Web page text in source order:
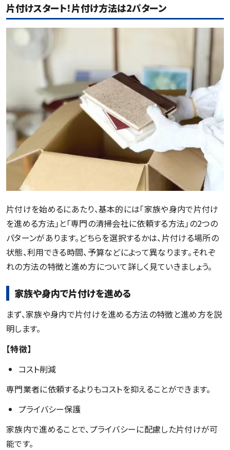
片付けスタート！片付け方法は2パターン
片付けを始めるにあたり、基本的には「家族や身内で片付け
を進める方法」と「専門の清掃会社に依頼する方法」の2つの
パターンがあります。どちらを選択するかは、片付ける場所の
状態、利用できる時間、予算などによって異なります。それぞ
れの方法の特徴と進め方について詳しく見ていきましょう。
家族や身内で片付けを進める
まず、家族や身内で片付けを進める方法の特徴と進め方を説
明します。
【特徴】
コスト削減
専門業者に依頼するよりもコストを抑えることができます。
プライバシー保護
家族内で進めることで、プライバシーに配慮した片付けが可
能です。